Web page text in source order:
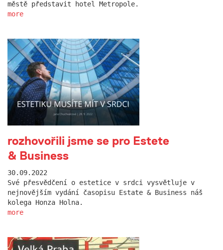
městě představit hotel Metropole.
more
rozhovořili jsme se pro Estete
& Business
30.09.2022
Své přesvědčení o estetice v srdci vysvětluje v
nejnovějším vydání časopisu Estate & Business náš
kolega Honza Holna.
more